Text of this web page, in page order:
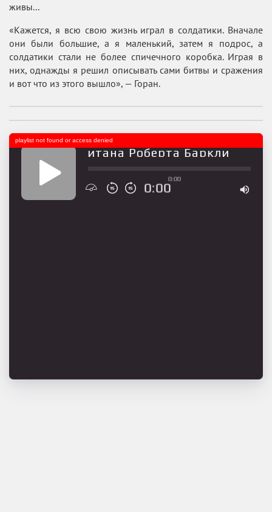
живы...
«Кажется, я всю свою жизнь играл в солдатики. Вначале
они были большие, а я маленький, затем я подрос, а
солдатики стали не более спичечного коробка. Играя в
них, однажды я решил описывать сами битвы и сражения
и вот что из этого вышло», — Горан.
капитана Роберта Баркли
0:00
0:00
playlist not found or access denied